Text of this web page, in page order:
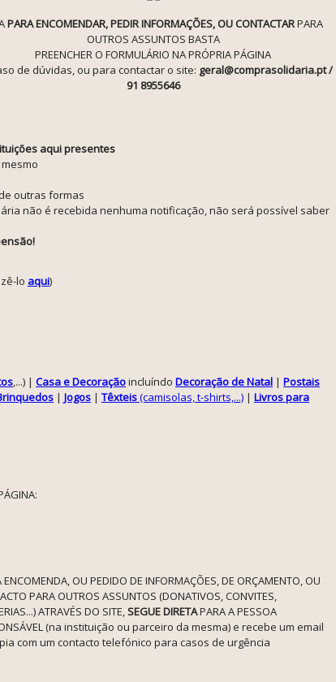
PARA ENCOMENDAR, PEDIR INFORMAÇÕES, OU CONTACTARPARA
OUTROS ASSUNTOS BASTA
PREENCHER O FORMULÁRIO NA PRÓPRIA PÁGINA
de dúvidas, ou para contactar o site: geral@comprasolidaria.pt /
91 8955646
aqui presentes
outras formas
não é recebida nenhuma notificação, não será possível saber
lo aqui)
,...) | Casa e Decoraçãoincluíndo Decoração de Natal | Postais
| Jogos | Têxteis(camisolas, t-shirts,...) | Livros para
ENCOMENDA, OU PEDIDO DE INFORMAÇÕES, DE ORÇAMENTO, OU
PARA OUTROS ASSUNTOS (DONATIVOS, CONVITES,
ATRAVÉS DO SITE,SEGUE DIRETAPARA A PESSOA
(na instituição ou parceiro da mesma) e recebe um email
com um contacto telefónico para casos de urgência